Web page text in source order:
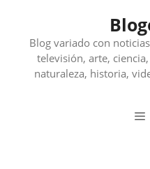
contenidoBlog variado con
televisión, arte,
naturaleza, historia,